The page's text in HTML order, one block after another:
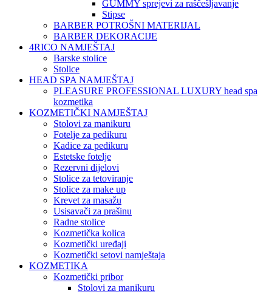
GUMMY sprejevi za raščešljavanje
Stipse
BARBER POTROŠNI MATERIJAL
BARBER DEKORACIJE
4RICO NAMJEŠTAJ
Barske stolice
Stolice
HEAD SPA NAMJEŠTAJ
PLEASURE PROFESSIONAL LUXURY head spa
kozmetika
KOZMETIČKI NAMJEŠTAJ
Stolovi za manikuru
Fotelje za pedikuru
Kadice za pedikuru
Estetske fotelje
Rezervni dijelovi
Stolice za tetoviranje
Stolice za make up
Krevet za masažu
Usisavači za prašinu
Radne stolice
Kozmetička kolica
Kozmetički uređaji
Kozmetički setovi namještaja
KOZMETIKA
Kozmetički pribor
Stolovi za manikuru